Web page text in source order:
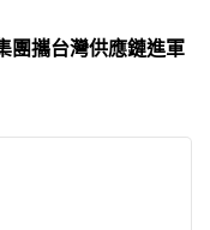
團攜台灣供應鏈進軍